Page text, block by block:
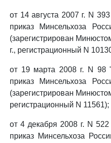
от 14 августа 2007 г. N
приказ Минсельхоза
(зарегистрирован
г., регистрационный N
от 19 марта 2008 г. N 98
приказ Минсельхоза
(зарегистрирован
регистрационный N 11561);
от 4 декабря 2008 г. N
приказ Минсельхоза